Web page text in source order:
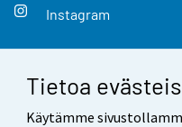
Tietoa
Käytämme
Instagram
Yhteystiedot